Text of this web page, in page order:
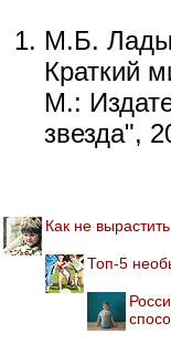
М.Б.
Краткий
М.:
звезда",
Как не
Топ-5